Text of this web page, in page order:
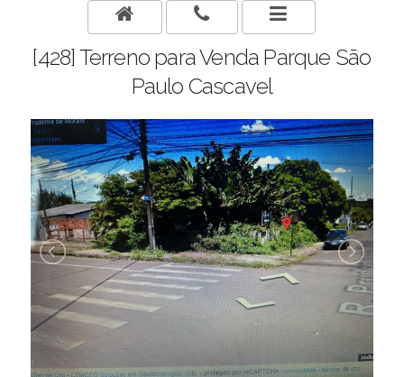
[428] Terreno para Venda Parque São
Paulo Cascavel